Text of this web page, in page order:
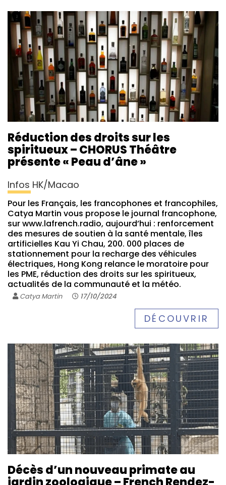
Réduction des droits sur les
spiritueux – CHORUS Théâtre
présente « Peau d’âne »
Infos HK/Macao
Pour les Français, les francophones et francophiles,
Catya Martin vous propose le journal francophone,
sur www.lafrench.radio, aujourd’hui : renforcement
des mesures de soutien à la santé mentale, îles
artificielles Kau Yi Chau, 200. 000 places de
stationnement pour la recharge des véhicules
électriques, Hong Kong relance le moratoire pour
les PME, réduction des droits sur les spiritueux,
actualités de la communauté et la météo.
Catya Martin 17/10/2024
DÉCOUVRIR
Décès d’un nouveau primate au